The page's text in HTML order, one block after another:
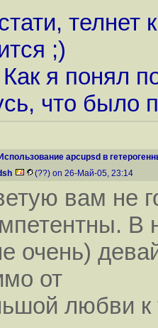
телнет
;)
Как я понял
что было
apcupsd в
(??) on 26-Май-05, 23:14
вам не
В
очень)
от
любви к